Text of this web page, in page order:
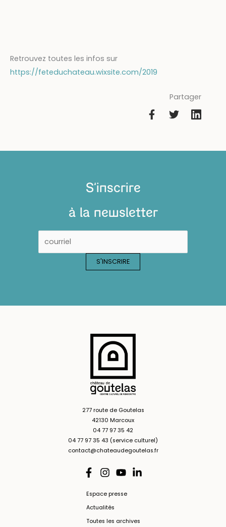
Retrouvez toutes les infos sur
https://feteduchateau.wixsite.com/2019
Partager
S'inscrire
à la newsletter
277 route de Goutelas
42130 Marcoux
04 77 97 35 42
04 77 97 35 43 (service culturel)
contact@chateaudegoutelas.fr
Espace presse
Actualités
Toutes les archives